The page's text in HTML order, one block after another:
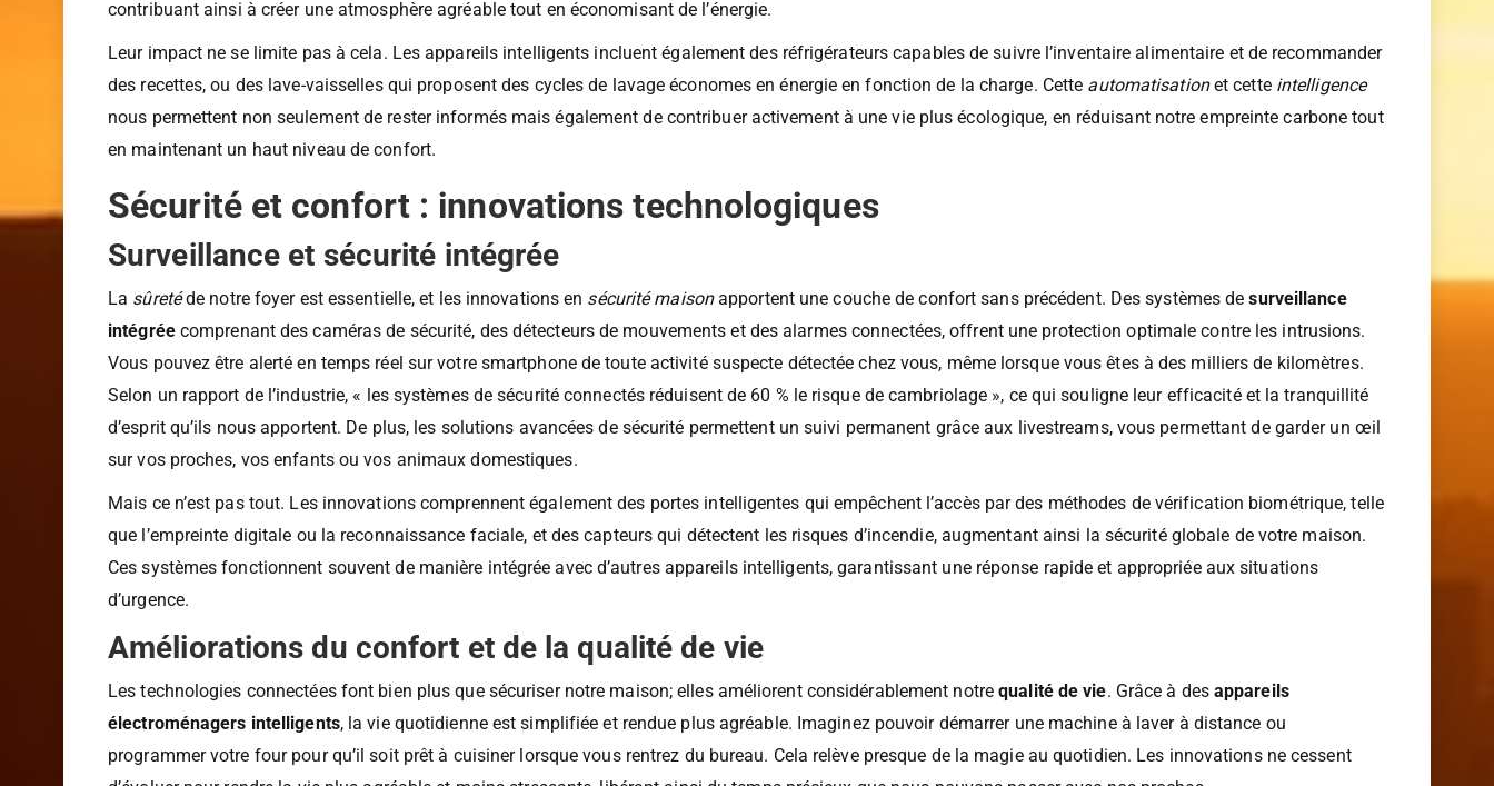
thermostats interconnectés. Des systèmes d’éclairage intelligent, quant à eux, s’adaptent à l’intensité lumineuse environnementale et au moment de la journée,
contribuant ainsi à créer une atmosphère agréable tout en économisant de l’énergie.
Leur impact ne se limite pas à cela. Les appareils intelligents incluent également des réfrigérateurs capables de suivre l’inventaire alimentaire et de recommander
des recettes, ou des lave-vaisselles qui proposent des cycles de lavage économes en énergie en fonction de la charge. Cetteautomatisationet cetteintelligence
nous permettent non seulement de rester informés mais également de contribuer activement à une vie plus écologique, en réduisant notre empreinte carbone tout
en maintenant un haut niveau de confort.
Sécurité et confort : innovations technologiques
Surveillance et sécurité intégrée
Lasûreté de notre foyer est essentielle, et les innovations ensécurité maisonapportent une couche de confort sans précédent. Des systèmes desurveillance
intégréecomprenant des caméras de sécurité, des détecteurs de mouvements et des alarmes connectées, offrent une protection optimale contre les intrusions.
Vous pouvez être alerté en temps réel sur votre smartphone de toute activité suspecte détectée chez vous, même lorsque vous êtes à des milliers de kilomètres.
Selon un rapport de l’industrie, « les systèmes de sécurité connectés réduisent de 60 % le risque de cambriolage », ce qui souligne leur efficacité et la tranquillité
d’esprit qu’ils nous apportent. De plus, les solutions avancées de sécurité permettent un suivi permanent grâce aux livestreams, vous permettant de garder un œil
sur vos proches, vos enfants ou vos animaux domestiques.
Mais ce n’est pas tout. Les innovations comprennent également des portes intelligentes qui empêchent l’accès par des méthodes de vérification biométrique, telle
que l’empreinte digitale ou la reconnaissance faciale, et des capteurs qui détectent les risques d’incendie, augmentant ainsi la sécurité globale de votre maison.
Ces systèmes fonctionnent souvent de manière intégrée avec d’autres appareils intelligents, garantissant une réponse rapide et appropriée aux situations
d’urgence.
Améliorations du confort et de la qualité de vie
Les technologies connectées font bien plus que sécuriser notre maison; elles améliorent considérablement notrequalité de vie. Grâce à desappareils
électroménagers intelligents, la vie quotidienne est simplifiée et rendue plus agréable. Imaginez pouvoir démarrer une machine à laver à distance ou